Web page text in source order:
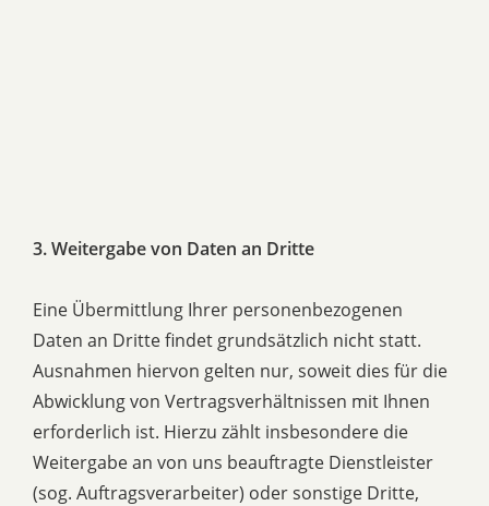
3. Weitergabe von Daten an Dritte
Eine Übermittlung Ihrer personenbezogenen
Daten an Dritte findet grundsätzlich nicht statt.
Ausnahmen hiervon gelten nur, soweit dies für die
Abwicklung von Vertragsverhältnissen mit Ihnen
erforderlich ist. Hierzu zählt insbesondere die
Weitergabe an von uns beauftragte Dienstleister
(sog. Auftragsverarbeiter) oder sonstige Dritte,